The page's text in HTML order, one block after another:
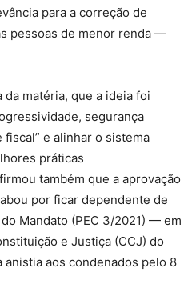
para a correção de
pessoas de menor renda —
da matéria, que a ideia foi
segurança
e alinhar o sistema
práticas
também que a aprovação
por ficar dependente de
Mandato (PEC 3/2021) — em
e Justiça (CCJ) do
aos condenados pelo 8